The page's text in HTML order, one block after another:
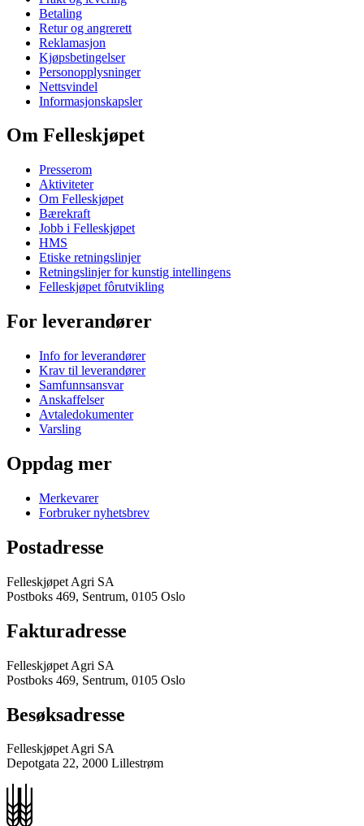
Betaling
Retur og angrerett
Reklamasjon
Kjøpsbetingelser
Personopplysninger
Nettsvindel
Informasjonskapsler
Om Felleskjøpet
Presserom
Aktiviteter
Om Felleskjøpet
Bærekraft
Jobb i Felleskjøpet
HMS
Etiske retningslinjer
Retningslinjer for kunstig intellingens
Felleskjøpet fôrutvikling
For leverandører
Info for leverandører
Krav til leverandører
Samfunnsansvar
Anskaffelser
Avtaledokumenter
Varsling
Oppdag mer
Merkevarer
Forbruker nyhetsbrev
Postadresse
Felleskjøpet Agri SA
Postboks 469, Sentrum, 0105 Oslo
Fakturadresse
Felleskjøpet Agri SA
Postboks 469, Sentrum, 0105 Oslo
Besøksadresse
Felleskjøpet Agri SA
Depotgata 22, 2000 Lillestrøm